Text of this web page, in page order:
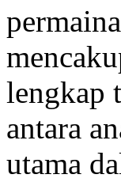
lengkap
antara
utama